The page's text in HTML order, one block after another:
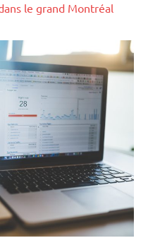
le grand Montréal